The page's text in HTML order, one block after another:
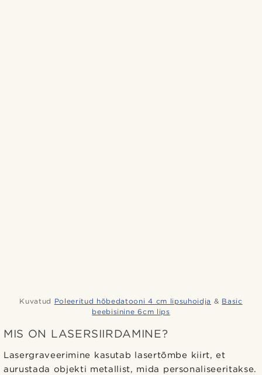
Kuvatud Poleeritud hõbedatooni 4 cm lipsuhoidja & Basic
beebisinine 6cm lips
MIS ON LASERSIIRDAMINE?
Lasergraveerimine kasutab lasertõmbe kiirt, et
aurustada objekti metallist, mida personaliseeritakse.